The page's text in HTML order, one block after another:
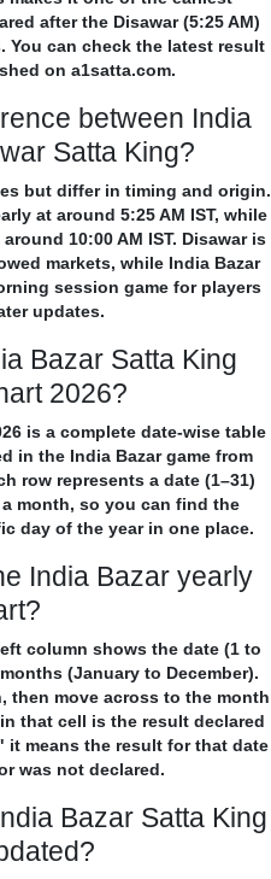
after the Disawar (5:25 AM)
You can check the latest result
on a1satta.com.
between India
Satta King?
but differ in timing and origin.
at around 5:25 AM IST, while
10:00 AM IST. Disawar is
markets, while India Bazar
session game for players
updates.
Bazar Satta King
2026?
is a complete date-wise table
in the India Bazar game from
row represents a date (1–31)
month, so you can find the
day of the year in one place.
India Bazar yearly
column shows the date (1 to
(January to December).
then move across to the month
that cell is the result declared
means the result for that date
was not declared.
Bazar Satta King